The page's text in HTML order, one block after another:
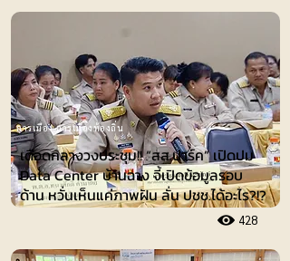
เดือดกลางวงประชุม!! “สส.ปาร์ค” เปิดปม
Data Center บ้านฉาง จี้เปิดข้อมูลรอบ
ด้าน หวั่นเห็นแค่ภาพฝัน ลั่น ปชช.ได้อะไร?!?
428
การเมือง-การเมืองท้องถิ่น